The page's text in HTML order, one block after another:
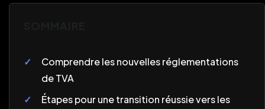
Comprendre les nouvelles réglementations
de TVA
Étapes pour une transition réussie vers les